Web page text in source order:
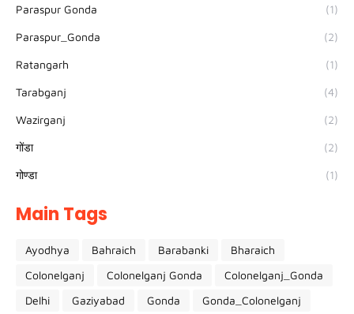
Paraspur Gonda (1)
Paraspur_Gonda (2)
Ratangarh (1)
Tarabganj (4)
Wazirganj (2)
गोंडा (2)
गोण्डा (1)
Main Tags
Ayodhya Bahraich Barabanki
Bharaich
Colonelganj
Colonelganj Gonda
Colonelganj_Gonda
Delhi
Gaziyabad Gonda
Gonda_Colonelganj